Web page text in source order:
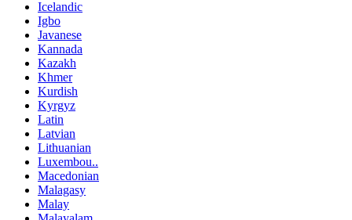
Icelandic
Igbo
Javanese
Kannada
Kazakh
Khmer
Kurdish
Kyrgyz
Latin
Latvian
Lithuanian
Luxembou..
Macedonian
Malagasy
Malay